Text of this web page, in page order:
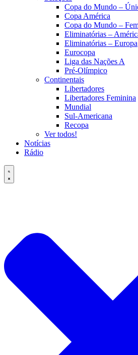
Copa do Mundo –
Copa América
Copa do Mundo –
Eliminatórias –
Eliminatórias – Europa
Eurocopa
Liga das Nações A
Pré-Olímpico
Continentais
Libertadores
Libertadores Feminina
Mundial
Sul-Americana
Recopa
Ver todos!
Notícias
Rádio